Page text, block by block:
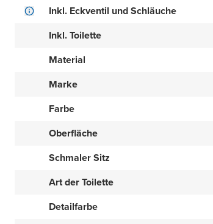
Inkl. Eckventil und Schläuche
Inkl. Toilette
Material
Marke
Farbe
Oberfläche
Schmaler Sitz
Art der Toilette
Detailfarbe